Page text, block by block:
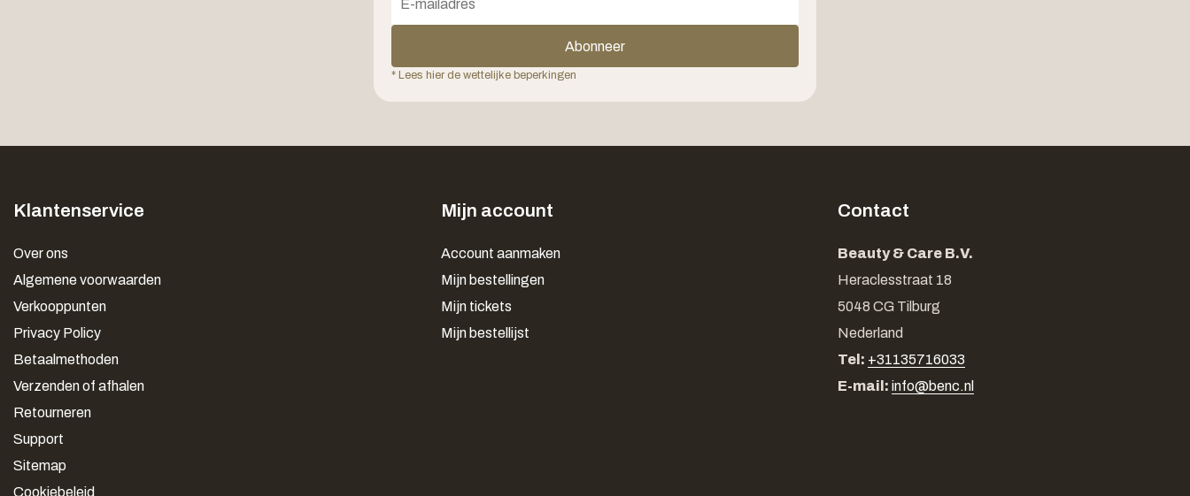
Abonneer
* Lees hier de wettelijke beperkingen
Klantenservice
Over ons
Algemene voorwaarden
Verkooppunten
Privacy Policy
Betaalmethoden
Verzenden of afhalen
Retourneren
Support
Sitemap
Cookiebeleid
Mijn account
Account aanmaken
Mijn bestellingen
Mijn tickets
Mijn bestellijst
Contact
Beauty & Care B.V.
Heraclesstraat 18
5048 CG Tilburg
Nederland
Tel: +31135716033
E-mail: info@benc.nl